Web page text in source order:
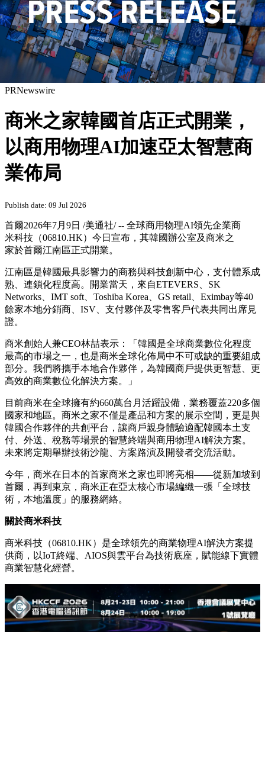
PRNewswire
商米之家韓國首店正式開業，
以商用物理AI加速亞太智慧商
業佈局
Publish date: 09 Jul 2026
首爾2026年7月9日 /美通社/ -- 全球商用物理AI領先企業商
米科技（06810.HK）今日宣布，其韓國辦公室及商米之
家於首爾江南區正式開業。
江南區是韓國最具影響力的商務與科技創新中心，支付體系成
熟、連鎖化程度高。開業當天，來自ETEVERS、SK
Networks、IMT soft、Toshiba Korea、GS retail、Eximbay等40
餘家本地分銷商、ISV、支付夥伴及零售客戶代表共同出席見
證。
商米創始人兼CEO林喆表示：「韓國是全球商業數位化程度
最高的市場之一，也是商米全球化佈局中不可或缺的重要組成
部分。我們將攜手本地合作夥伴，為韓國商戶提供更智慧、更
高效的商業數位化解決方案。」
目前商米在全球擁有約660萬台月活躍設備，業務覆蓋220多個
國家和地區。商米之家不僅是產品和方案的展示空間，更是與
韓國合作夥伴的共創平台，讓商戶親身體驗適配韓國本土支
付、外送、稅務等場景的智慧終端與商用物理AI解決方案。
未來將定期舉辦技術沙龍、方案路演及開發者交流活動。
今年，商米在日本的首家商米之家也即將亮相——從新加坡到
首爾，再到東京，商米正在亞太核心市場編織一張「全球技
術，本地溫度」的服務網絡。
關於商米科技
商米科技（06810.HK）是全球領先的商業物理AI解決方案提
供商，以IoT終端、AIOS與雲平台為技術底座，賦能線下實體
商業智慧化經營。